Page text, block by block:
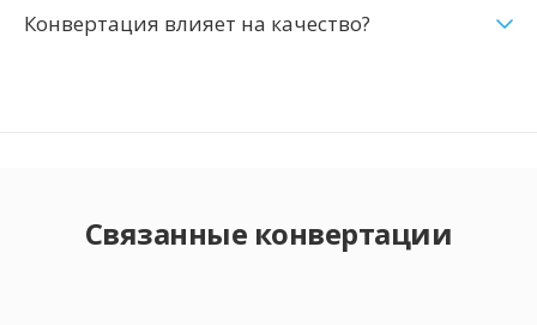
Конвертация влияет на качество?
Связанные конвертации